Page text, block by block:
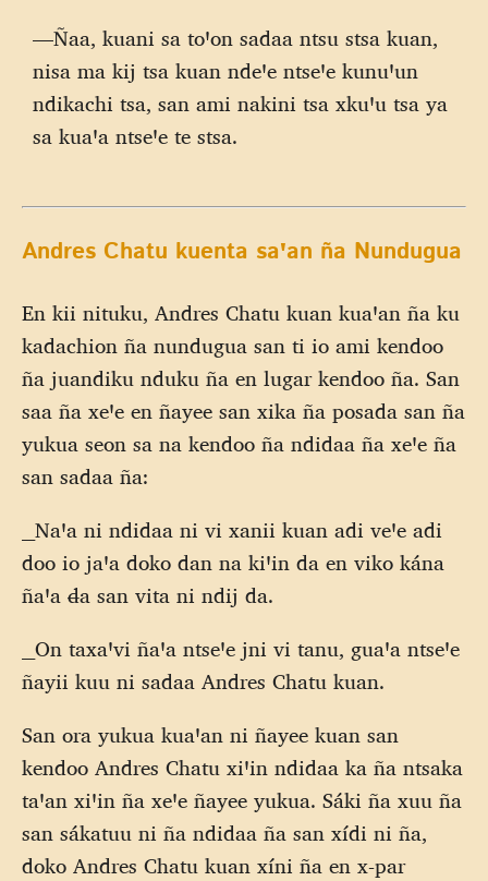
—Ñaa, kuani sa toꞌon sadaa ntsu stsa kuan,
nisa ma kij tsa kuan ndeꞌe ntseꞌe kunuꞌun
ndikachi tsa, san ami nakini tsa xkuꞌu tsa ya
sa kuaꞌa ntseꞌe te stsa.
Andres Chatu kuenta saꞌan ña Nundugua
En kii nituku, Andres Chatu kuan kuaꞌan ña ku
kadachion ña nundugua san ti io ami kendoo
ña juandiku nduku ña en lugar kendoo ña. San
saa ña xeꞌe en ñayee san xika ña posada san ña
yukua seon sa na kendoo ña ndidaa ña xeꞌe ña
san sadaa ña:
__Naꞌa ni ndidaa ni vi xanii kuan adi veꞌe adi
doo io jaꞌa doko dan na kiꞌin da en viko kána
ñaꞌa đa san vita ni ndij da.
__On taxaꞌvi ñaꞌa ntseꞌe jni vi tanu, guaꞌa ntseꞌe
ñayii kuu ni sadaa Andres Chatu kuan.
San ora yukua kuaꞌan ni ñayee kuan san
kendoo Andres Chatu xiꞌin ndidaa ka ña ntsaka
taꞌan xiꞌin ña xeꞌe ñayee yukua. Sáki ña xuu ña
san sákatuu ni ña ndidaa ña san xídi ni ña,
doko Andres Chatu kuan xíni ña en x-par